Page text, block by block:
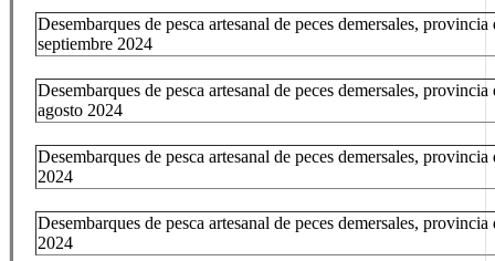
Desembarques de pesca artesanal de peces demersales,
septiembre 2024
Desembarques de pesca artesanal de peces demersales,
agosto 2024
Desembarques de pesca artesanal de peces demersales,
2024
Desembarques de pesca artesanal de peces demersales,
2024